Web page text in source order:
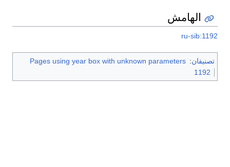
الهامش
ru-sib:1192
تصنيفان:
Pages using year box with unknown parameters
1192